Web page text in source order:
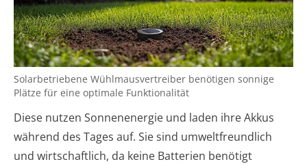
Solarbetriebene Wühlmausvertreiber benötigen sonnige
Plätze für eine optimale Funktionalität
Diese nutzen Sonnenenergie und laden ihre Akkus
während des Tages auf. Sie sind umweltfreundlich
und wirtschaftlich, da keine Batterien benötigt